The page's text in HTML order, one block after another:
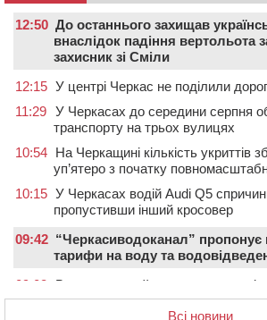
12:50 До останнього захищав
внаслідок падіння вертольота
захисник зі Сміли
12:15 У центрі Черкас не поділили
11:29 У Черкасах до середини серпня
транспорту на трьох вулицях
10:54 На Черкащині кількість укриттів
уп’ятеро з початку
10:15 У Черкасах водій Audi Q5
пропустивши інший кросовер
09:42 “Черкасиводоканал” пропонує
тарифи на воду та
09:08
Встановити гойдалки, карусель і
Черкасах просять покращити
Всі новини